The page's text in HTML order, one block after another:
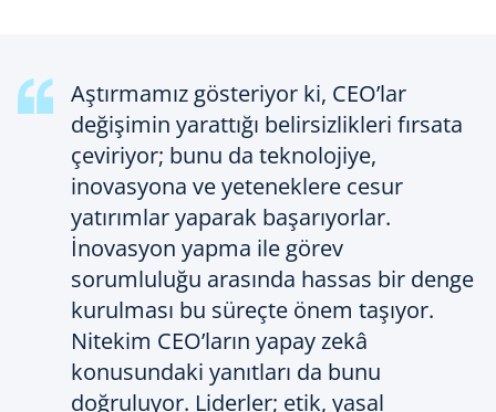
Aştırmamız gösteriyor ki, CEO’lar
değişimin yarattığı belirsizlikleri fırsata
çeviriyor; bunu da teknolojiye,
inovasyona ve yeteneklere cesur
yatırımlar yaparak başarıyorlar.
İnovasyon yapma ile görev
sorumluluğu arasında hassas bir denge
kurulması bu süreçte önem taşıyor.
Nitekim CEO’ların yapay zekâ
konusundaki yanıtları da bunu
doğruluyor. Liderler; etik, yasal